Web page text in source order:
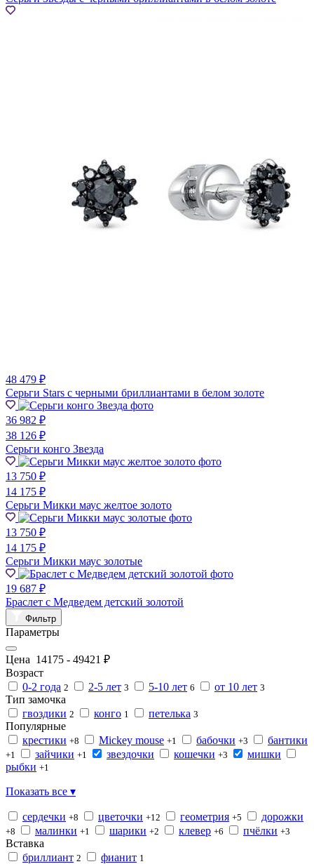
48 479 ₽
Серьги Stars с черными бриллиантами в белом золоте
36 982 ₽
38 126 ₽
Серьги конго Звезда
13 750 ₽
14 175 ₽
Серьги Микки маус желтое золото
13 750 ₽
14 175 ₽
Серьги Микки маус золотые
19 687 ₽
Браслет с Медведем детский золотой
Фильтр
Параметры
Цена 14175 - 49421 ₽
Возраст
0-2 года 2 2-5 лет 3 5-10 лет 6 от 10 лет 3
Тип замочка
гвоздики 2 конго 1 петелька 3
Популярные
крестики +8 Mickey mouse +1 бабочки +3 бантики
+1 зайчики +1 звездочки кошечки +3
мишки
рыбки +1
Показать все ▾
сердечки +8 цветочки +12 геометрия +5 дорожки
+8 малинки +1 шарики +2 клевер +6 пчёлки +3
Вставка
бриллиант 2 фианит 1